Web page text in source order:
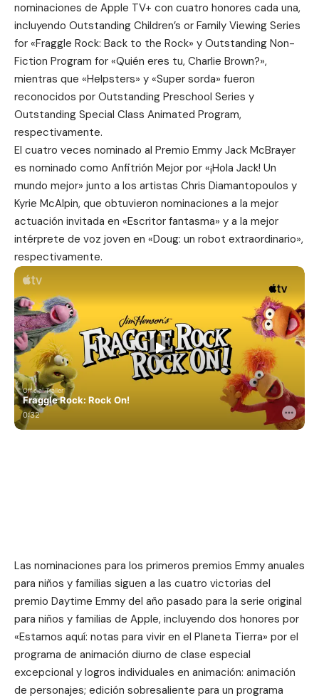
nominaciones de Apple TV+ con cuatro honores cada una,
incluyendo Outstanding Children’s or Family Viewing Series
for «Fraggle Rock: Back to the Rock» y Outstanding Non-
Fiction Program for «Quién eres tu, Charlie Brown?»,
mientras que «Helpsters» y «Super sorda» fueron
reconocidos por Outstanding Preschool Series y
Outstanding Special Class Animated Program,
respectivamente.
El cuatro veces nominado al Premio Emmy Jack McBrayer
es nominado como Anfitrión Mejor por «¡Hola Jack! Un
mundo mejor» junto a los artistas Chris Diamantopoulos y
Kyrie McAlpin, que obtuvieron nominaciones a la mejor
actuación invitada en «Escritor fantasma» y a la mejor
intérprete de voz joven en «Doug: un robot extraordinario»,
respectivamente.
Las nominaciones para los primeros premios Emmy anuales
para niños y familias siguen a las cuatro victorias del
premio Daytime Emmy del año pasado para la serie original
para niños y familias de Apple, incluyendo dos honores por
«Estamos aquí: notas para vivir en el Planeta Tierra» por el
programa de animación diurno de clase especial
excepcional y logros individuales en animación: animación
de personajes; edición sobresaliente para un programa